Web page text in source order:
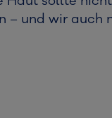
– und wir auch